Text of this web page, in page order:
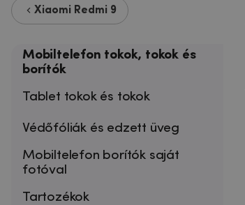
Xiaomi Redmi 9
Mobiltelefon tokok, tokok és
borítók
Tablet tokok és tokok
Védőfóliák és edzett üveg
Mobiltelefon borítók saját
fotóval
Tartozékok